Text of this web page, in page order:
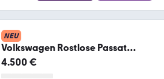
NEU
Volkswagen Rostlose Passat
Pacific 1.6 35i
4.500 €